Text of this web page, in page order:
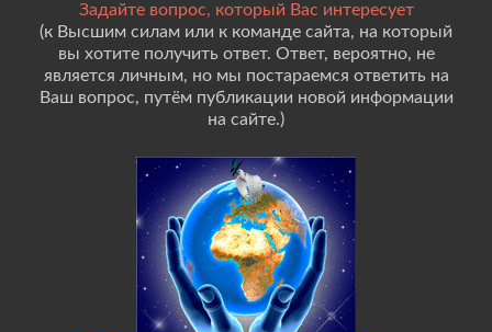
Задайте вопрос, который Вас интересует
(к Высшим силам или к команде сайта, на который
вы хотите получить ответ. Ответ, вероятно, не
является личным, но мы постараемся ответить на
Ваш вопрос, путём публикации новой информации
на сайте.)